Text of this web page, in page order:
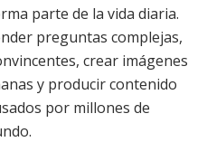
parte de la vida diaria.
preguntas complejas,
crear imágenes
y producir contenido
por millones de